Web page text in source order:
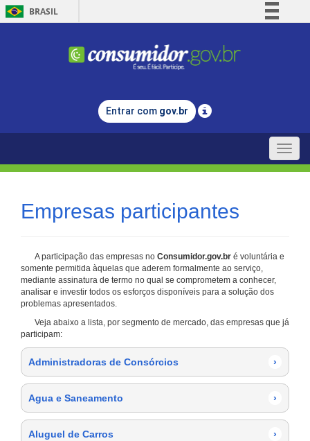
BRASIL
Comunica BR
Legislação
Entrar com gov.br
Toggle
Empresas participantes
A participação das empresas no Consumidor.gov.br é voluntária e
somente permitida àquelas que aderem formalmente ao serviço,
mediante assinatura de termo no qual se comprometem a conhecer,
analisar e investir todos os esforços disponíveis para a solução dos
problemas apresentados.
Veja abaixo a lista, por segmento de mercado, das empresas que já
participam:
Administradoras de Consórcios ›
Agua e Saneamento ›
Aluguel de Carros ›